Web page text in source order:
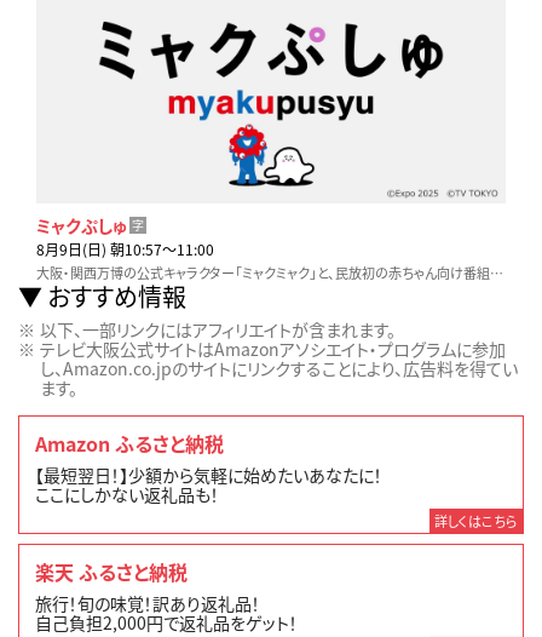
ミャクぷしゅ 字
8月9日(日) 朝10:57〜11:00
大阪・関西万博の公式キャラクター「ミャクミャク」と、民放初の赤ちゃん向け番組「シナぷしゅ」のコラボレーション特番。全世代が楽しめる歌やアニメなど盛りだくさん！
おすすめ情報
以下、一部リンクにはアフィリエイトが含まれます。
テレビ大阪公式サイトはAmazonアソシエイト・プログラムに参加
し、Amazon.co.jpのサイトにリンクすることにより、広告料を得てい
ます。
Amazon ふるさと納税
【最短翌日！】少額から気軽に始めたいあなたに！
ここにしかない返礼品も！
詳しくはこちら
楽天 ふるさと納税
旅行！旬の味覚！訳あり返礼品！
自己負担2,000円で返礼品をゲット！